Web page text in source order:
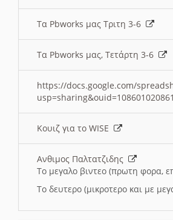
Τα Pbworks μας Τριτη 3-6
Τα Pbworks μας, Τετάρτη 3-6
https://docs.google.com/
Κουιζ για το WISE
Ανθιμος Παλτατζιδης
Το μεγαλο βιντεο (πρωτη φορα,
Το δευτερο (μικροτερο και με